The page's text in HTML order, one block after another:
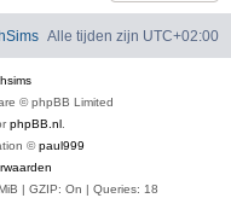
Alle tijden zijn UTC+02:00
© phpBB Limited
phpBB.nl
©paul999
| GZIP: On | Queries: 18